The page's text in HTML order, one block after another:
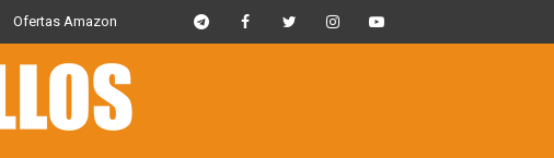
Ofertas Amazon